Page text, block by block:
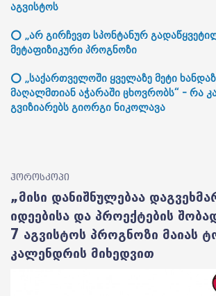
აგვისტოს
⭕ „არ გირჩევთ სპონტანურ
მეტაფიზიკური პროგნოზი
⭕ „საქართველოში ყველაზე მეტი
მაღალმთიან აჭარაში ცხოვრობს“ - რა
გვიზიარებს გიორგი ნიკოლავა
ჰოროსკოპი
„მისი დანიშნულებაა
იდეებისა და პროექტების
7 აგვისტოს პროგნოზი მაიას
კალენდრის მიხედვით